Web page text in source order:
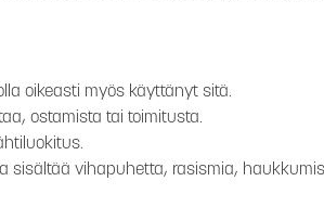
oikeasti myös käyttänyt sitä.
ostamista tai toimitusta.
sisältää vihapuhetta, rasismia,